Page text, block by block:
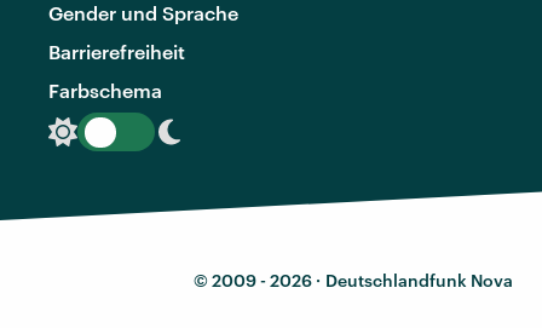
Gender und Sprache
Barrierefreiheit
Farbschema
© 2009 - 2026 · Deutschlandfunk Nova